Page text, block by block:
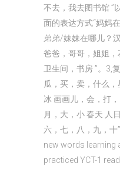
不去，我去图书馆 ”
面的表达方式“妈妈
弟弟/妹妹在哪儿？
爸爸，哥哥，姐姐，
卫生间，书房 ”。3,
瓜，买，卖，什么，
冰 画画儿，会，打
月，大，小 春天 人
六，七，八，九，十”
new words learning
practiced YCT-1